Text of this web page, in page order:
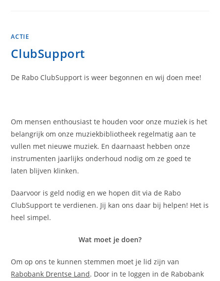
ACTIE
ClubSupport
De Rabo ClubSupport is weer begonnen en wij doen mee!
Om mensen enthousiast te houden voor onze muziek is het
belangrijk om onze muziekbibliotheek regelmatig aan te
vullen met nieuwe muziek. En daarnaast hebben onze
instrumenten jaarlijks onderhoud nodig om ze goed te
laten blijven klinken.
Daarvoor is geld nodig en we hopen dit via de Rabo
ClubSupport te verdienen. Jij kan ons daar bij helpen! Het is
heel simpel.
Wat moet je doen?
Om op ons te kunnen stemmen moet je lid zijn van
Rabobank Drentse Land. Door in te loggen in de Rabobank